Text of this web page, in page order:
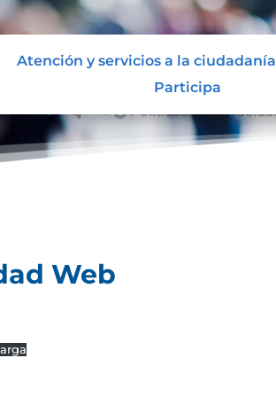
Atención y servicios a la ciudadanía
Participa
Web
Web